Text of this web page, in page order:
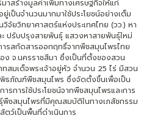
าสร้างมูลค่าเพิ่มทางเศรษฐกิจให้แก่
เป็นจำนวนมากมาใช้ประโยชน์อย่างเต็ม
จัยวิทยาศาสตร์แห่งประเทศไทย (วว.) หา
รับปรุงสายพันธุ์ แสวงหาสายพันธุ์ใหม่
ารสกัดสารออกฤทธิ์จากพืชสมุนไพรไทย
ง จ.นครราชสีมา ซึ่งเป็นที่ตั้งของสวน
สมเด็จพระเจ้าอยู่หัว จำนวน 25 ไร่ มีสวน
ธภัณฑ์พืชสมุนไพร ซึ่งจัดตั้งขึ้นเพื่อเป็น
การใช้ประโยชน์จากพืชสมุนไพรและการ
ชสมุนไพรที่มีคุณสมบัติในทางเภสัชกรรม
ตว์เป็นพื้นที่ดำเนินการ